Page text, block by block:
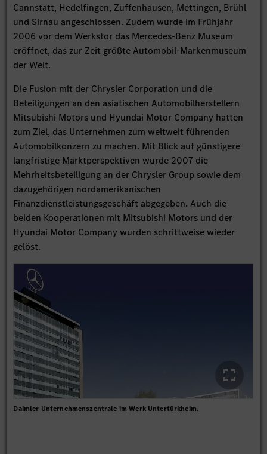
Cannstatt, Hedelfingen, Zuffenhausen, Mettingen, Brühl
und Sirnau angeschlossen. Zudem wurde im Frühjahr
2006 vor dem Werkstor das Mercedes-Benz Museum
eröffnet, das zur Zeit größte Automobil-Markenmuseum
der Welt.
Die Fusion mit der Chrysler Corporation und die
Beteiligungen an den asiatischen Automobilherstellern
Mitsubishi Motors und Hyundai Motor Company hatten
zum Ziel, das Unternehmen zum weltweit führenden
Automobilkonzern zu machen. Mit Blick auf günstigere
langfristige Marktperspektiven wurde 2007 die
Mehrheitsbeteiligung an der Chrysler Group sowie dem
dazugehörigen nordamerikanischen
Finanzdienstleistungsgeschäft abgegeben. Auch die
beiden Kooperationen mit Mitsubishi Motors und der
Hyundai Motor Company wurden schrittweise wieder
gelöst.
Daimler Unternehmenszentrale im Werk Untertürkheim.